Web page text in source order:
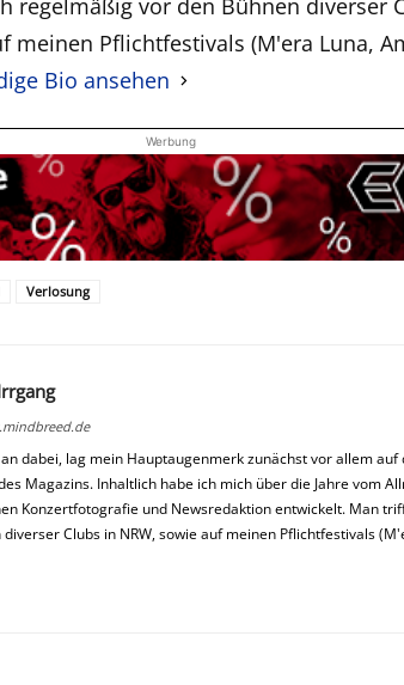
regelmäßig vor den Bühnen diverser
meinen Pflichtfestivals (M'era Luna,
Bio ansehen
Werbung
Verlosung
dabei, lag mein Hauptaugenmerk zunächst vor allem auf
Magazins. Inhaltlich habe ich mich über die Jahre vom
Konzertfotografie und Newsredaktion entwickelt. Man
Clubs in NRW, sowie auf meinen Pflichtfestivals